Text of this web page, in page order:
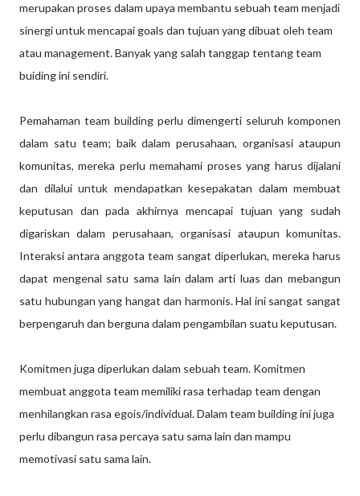
merupakan proses dalam upaya membantu sebuah team menjadi
sinergi untuk mencapai goals dan tujuan yang dibuat oleh team
atau management. Banyak yang salah tanggap tentang team
buiding ini sendiri.
Pemahaman team building perlu dimengerti seluruh komponen
dalam satu team; baik dalam perusahaan, organisasi ataupun
komunitas, mereka perlu memahami proses yang harus dijalani
dan dilalui untuk mendapatkan kesepakatan dalam membuat
keputusan dan pada akhirnya mencapai tujuan yang sudah
digariskan dalam perusahaan, organisasi ataupun komunitas.
Interaksi antara anggota team sangat diperlukan, mereka harus
dapat mengenal satu sama lain dalam arti luas dan mebangun
satu hubungan yang hangat dan harmonis. Hal ini sangat sangat
berpengaruh dan berguna dalam pengambilan suatu keputusan.
Komitmen juga diperlukan dalam sebuah team. Komitmen
membuat anggota team memiliki rasa terhadap team dengan
menhilangkan rasa egois/individual. Dalam team building ini juga
perlu dibangun rasa percaya satu sama lain dan mampu
memotivasi satu sama lain.